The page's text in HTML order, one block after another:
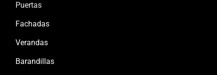
Puertas
Fachadas
Verandas
Barandillas